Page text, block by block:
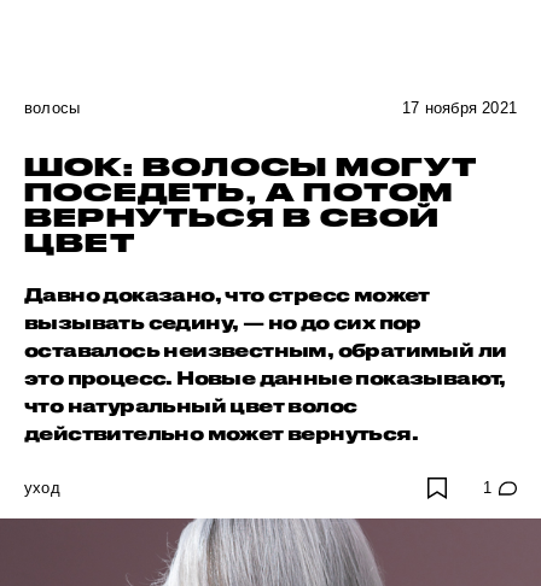
волосы 17 ноября 2021
ШОК: ВОЛОСЫ МОГУТ
ПОСЕДЕТЬ, А ПОТОМ
ВЕРНУТЬСЯ В СВОЙ
ЦВЕТ
Давно доказано, что стресс может
вызывать седину, — но до сих пор
оставалось неизвестным, обратимый ли
это процесс. Новые данные показывают,
что натуральный цвет волос
действительно может вернуться.
уход 1